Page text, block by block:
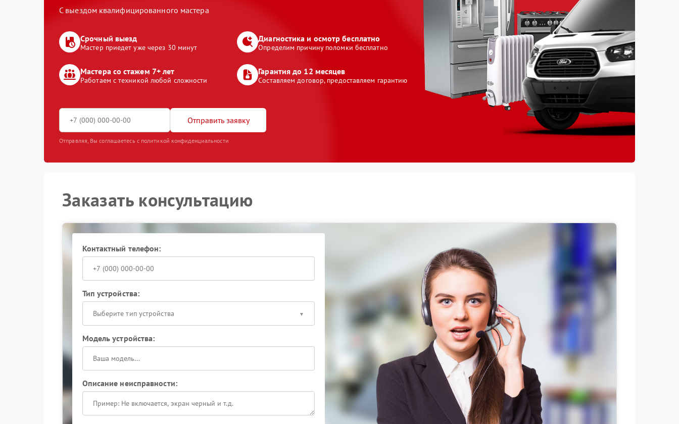
С выездом квалифицированного мастера
Срочный выезд
Мастер приедет уже через 30 минут
Диагностика и осмотр бесплатно
Определим причину поломки бесплатно
Мастера со стажем 7+ лет
Работаем с техникой любой сложности
Гарантия до 12 месяцев
Составляем договор, предоставляем гарантию
Отправить заявку
Отправляя, Вы соглашаетесь с политикой конфиденциальности
Заказать консультацию
Контактный телефон:
Тип устройства:
Выберите тип устройства
Модель устройства:
Описание неисправности: